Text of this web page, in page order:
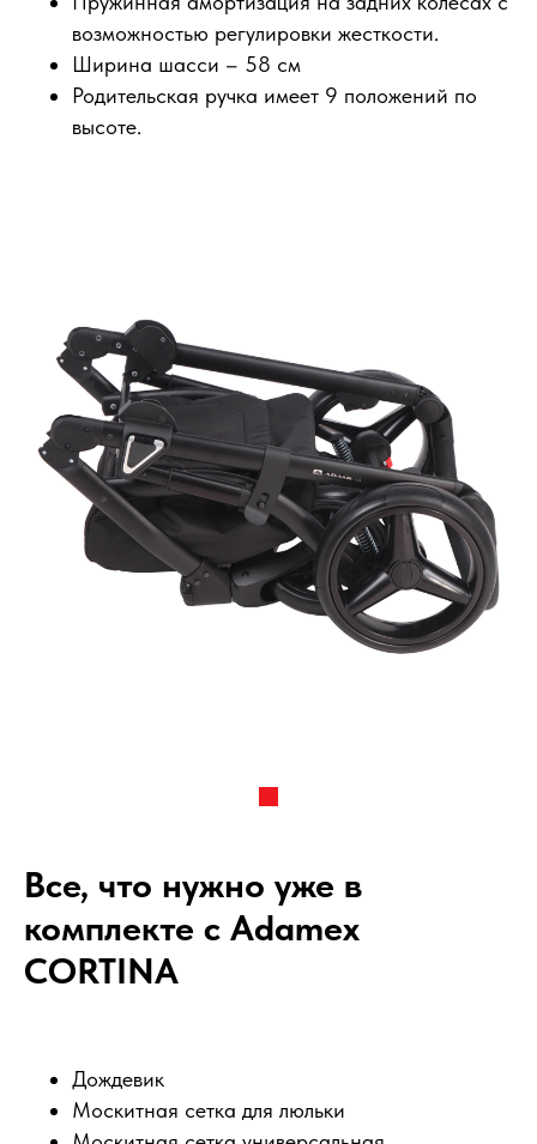
возможностью регулировки жесткости.
Ширина шасси – 58 см
Родительская ручка имеет 9 положений по
высоте.
Все, что нужно уже в
комплекте с Adamex
CORTINA
Дождевик
Москитная сетка для люльки